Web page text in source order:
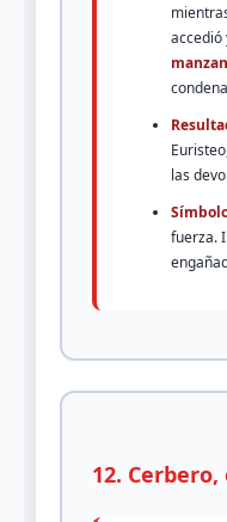
accedió
las
fuerza.
12.